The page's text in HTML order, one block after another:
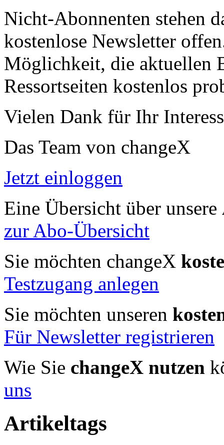
Nicht-Abonnenten stehen
kostenlose Newsletter
Möglichkeit, die aktuellen
Ressortseiten kostenlos
Vielen Dank für Ihr
Das Team von changeX
Jetzt einloggen
Eine Übersicht über unsere
zur Abo-Übersicht
Sie möchten changeX
Testzugang anlegen
Sie möchten unseren
Für Newsletter registrieren
Wie Sie changeX nutzen
uns
Artikeltags